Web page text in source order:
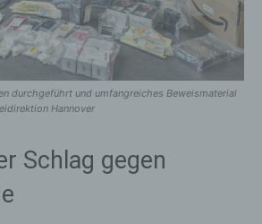
durchgeführt und umfangreiches Beweismaterial
Hannover
Schlag gegen